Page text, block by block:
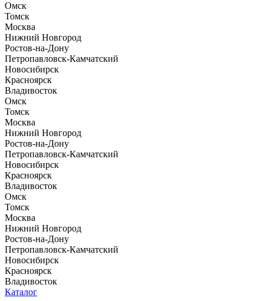
Омск
Томск
Москва
Нижний Новгород
Ростов-на-Дону
Петропавловск-Камчатский
Новосибирск
Красноярск
Владивосток
Омск
Томск
Москва
Нижний Новгород
Ростов-на-Дону
Петропавловск-Камчатский
Новосибирск
Красноярск
Владивосток
Омск
Томск
Москва
Нижний Новгород
Ростов-на-Дону
Петропавловск-Камчатский
Новосибирск
Красноярск
Владивосток
Каталог